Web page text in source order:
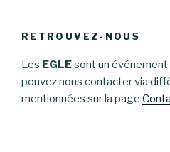
RETROUVEZ-NOUS
Les EGLEsont un événement
pouvez nous contacter via
mentionnées sur la page